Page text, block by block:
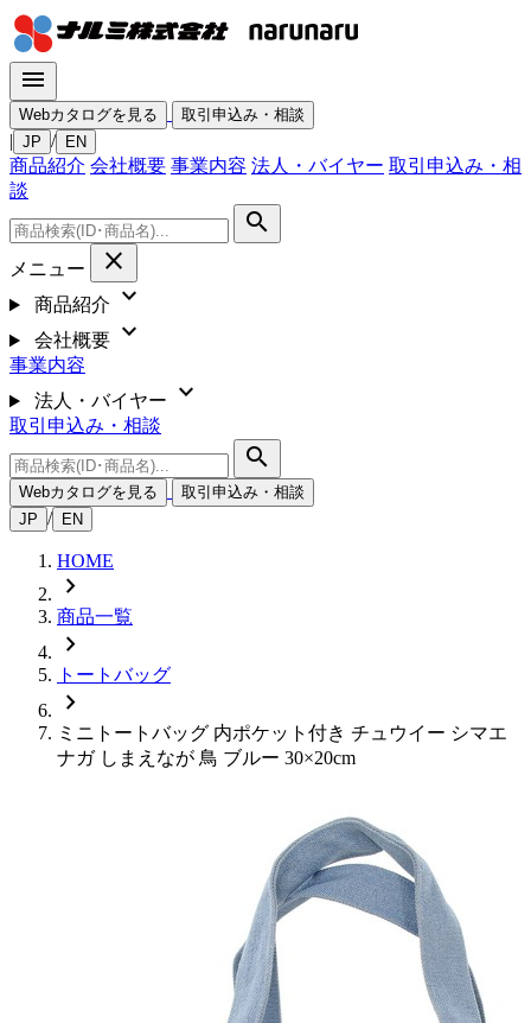
menu
Webカタログを見る 取引申込み・相談
| JP / EN
商品紹介 会社概要 事業内容 法人・バイヤー 取引申込み・相
談
search
メニュー close
商品紹介 expand_more
会社概要 expand_more
事業内容
法人・バイヤー
expand_more
取引申込み・相談
search
Webカタログを見る
取引申込み・相談
JP / EN
HOME
chevron_right
商品一覧
chevron_right
トートバッグ
chevron_right
ミニトートバッグ 内ポケット付き チュウイー シマエ
ナガ しまえなが 鳥 ブルー 30×20cm